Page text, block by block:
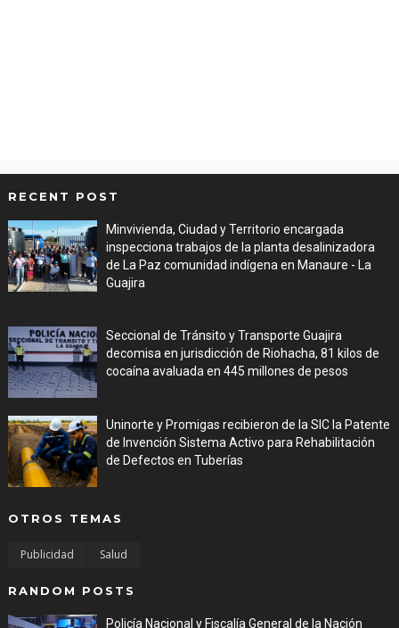
RECENT POST
Minvivienda, Ciudad y Territorio encargada
inspecciona trabajos de la planta desalinizadora
de La Paz comunidad indígena en Manaure - La
Guajira
Seccional de Tránsito y Transporte Guajira
decomisa en jurisdicción de Riohacha, 81 kilos de
cocaína avaluada en 445 millones de pesos
Uninorte y Promigas recibieron de la SIC la Patente
de Invención Sistema Activo para Rehabilitación
de Defectos en Tuberías
OTROS TEMAS
Publicidad Salud
RANDOM POSTS
Policía Nacional y Fiscalía General de la Nación